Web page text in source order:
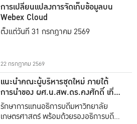
การเปลี่ยนแปลงการจัดเก็บข้อมูลบน
Webex Cloud
ตั้งแต่วันที่ 31 กรกฎาคม 2569
22 กรกฎาคม 2569
แนะนำคณะผู้บริหารชุดใหม่ ภายใต้
การนำของ ผศ.น.สพ.ดร.คงศักดิ์ เที่ยง
ธรรม
รักษาการแทนอธิการบดีมหาวิทยาลัย
เกษตรศาสตร์ พร้อมด้วยรองอธิการบดีทั้ง